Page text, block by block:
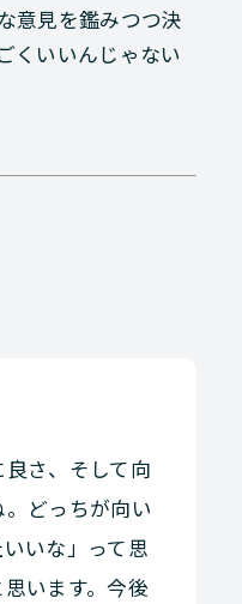
意見を鑑みつつ決
くいいんじゃない
さ、そして向
どっちが向い
いな」って思
います。今後